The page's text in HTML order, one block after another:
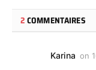
2COMMENTAIRES
Karina on